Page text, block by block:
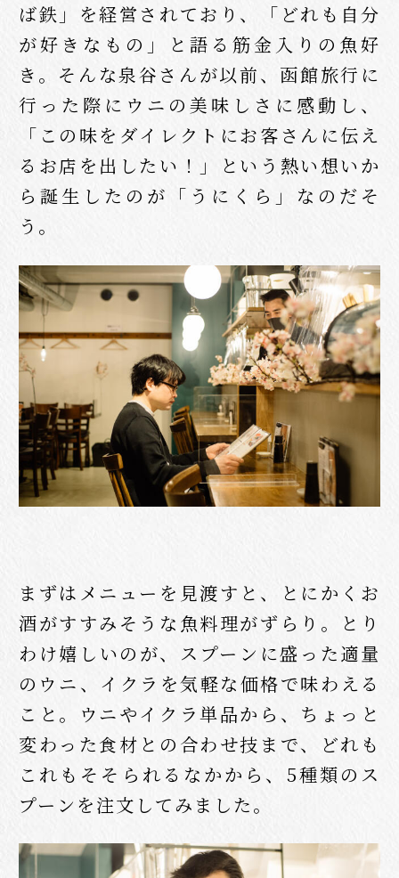
ば鉄」を経営されており、「どれも自分
が好きなもの」と語る筋金入りの魚好
き。そんな泉谷さんが以前、函館旅行に
行った際にウニの美味しさに感動し、
「この味をダイレクトにお客さんに伝え
るお店を出したい！」という熱い想いか
ら誕生したのが「うにくら」なのだそ
う。
まずはメニューを見渡すと、とにかくお
酒がすすみそうな魚料理がずらり。とり
わけ嬉しいのが、スプーンに盛った適量
のウニ、イクラを気軽な価格で味わえる
こと。ウニやイクラ単品から、ちょっと
変わった食材との合わせ技まで、どれも
これもそそられるなかから、5種類のス
プーンを注文してみました。